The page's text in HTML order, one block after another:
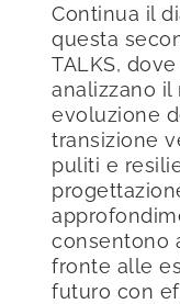
Continua il
questa
TALKS,
analizzano
evoluzione
transizione
puliti e
consentono
fronte alle
futuro con